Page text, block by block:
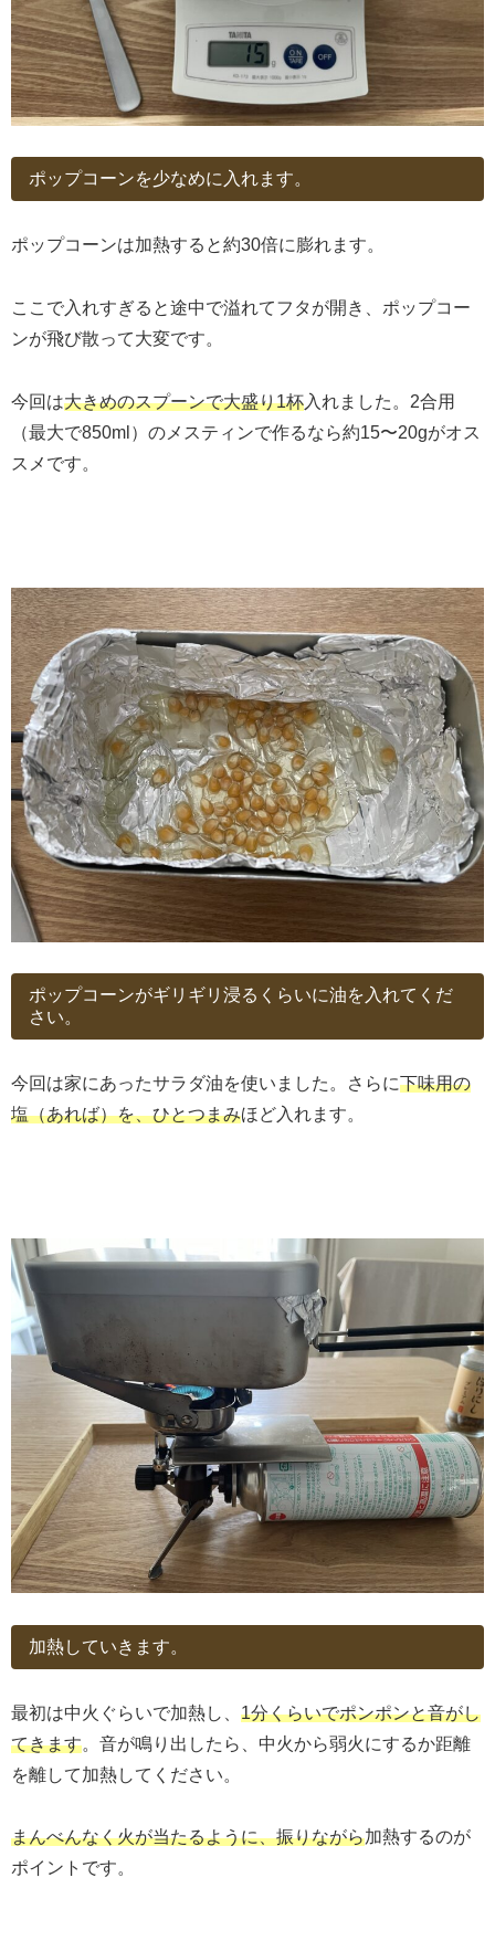
ポップコーンを少なめに入れます。
ポップコーンは加熱すると約30倍に膨れます。
ここで入れすぎると途中で溢れてフタが開き、ポップコー
ンが飛び散って大変です。
今回は大きめのスプーンで大盛り1杯入れました。2合用
（最大で850ml）のメスティンで作るなら約15〜20gがオス
スメです。
ポップコーンがギリギリ浸るくらいに油を入れてくだ
さい。
今回は家にあったサラダ油を使いました。さらに下味用の
塩（あれば）を、ひとつまみほど入れます。
加熱していきます。
最初は中火ぐらいで加熱し、 1分くらいでポンポンと音がし
てきます。音が鳴り出したら、中火から弱火にするか距離
を離して加熱してください。
まんべんなく火が当たるように、振りながら加熱するのが
ポイントです。